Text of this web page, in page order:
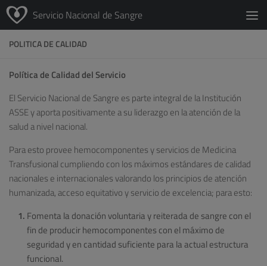
Servicio Nacional de Sangre
POLITICA DE CALIDAD
Política de Calidad del Servicio
El Servicio Nacional de Sangre es parte integral de la Institución
ASSE y aporta positivamente a su liderazgo en la atención de la
salud a nivel nacional.
Para esto provee hemocomponentes y servicios de Medicina
Transfusional cumpliendo con los máximos estándares de calidad
nacionales e internacionales valorando los principios de atención
humanizada, acceso equitativo y servicio de excelencia; para esto:
Fomenta la donación voluntaria y reiterada de sangre con el
fin de producir hemocomponentes con el máximo de
seguridad y en cantidad suficiente para la actual estructura
funcional.